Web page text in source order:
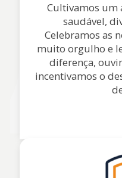
Cultivamos um
saudável,
Celebramos as
muito orgulho e
diferença,
incentivamos o